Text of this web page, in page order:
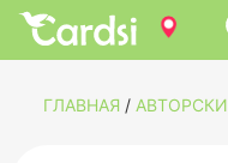
ГЛАВНАЯ /